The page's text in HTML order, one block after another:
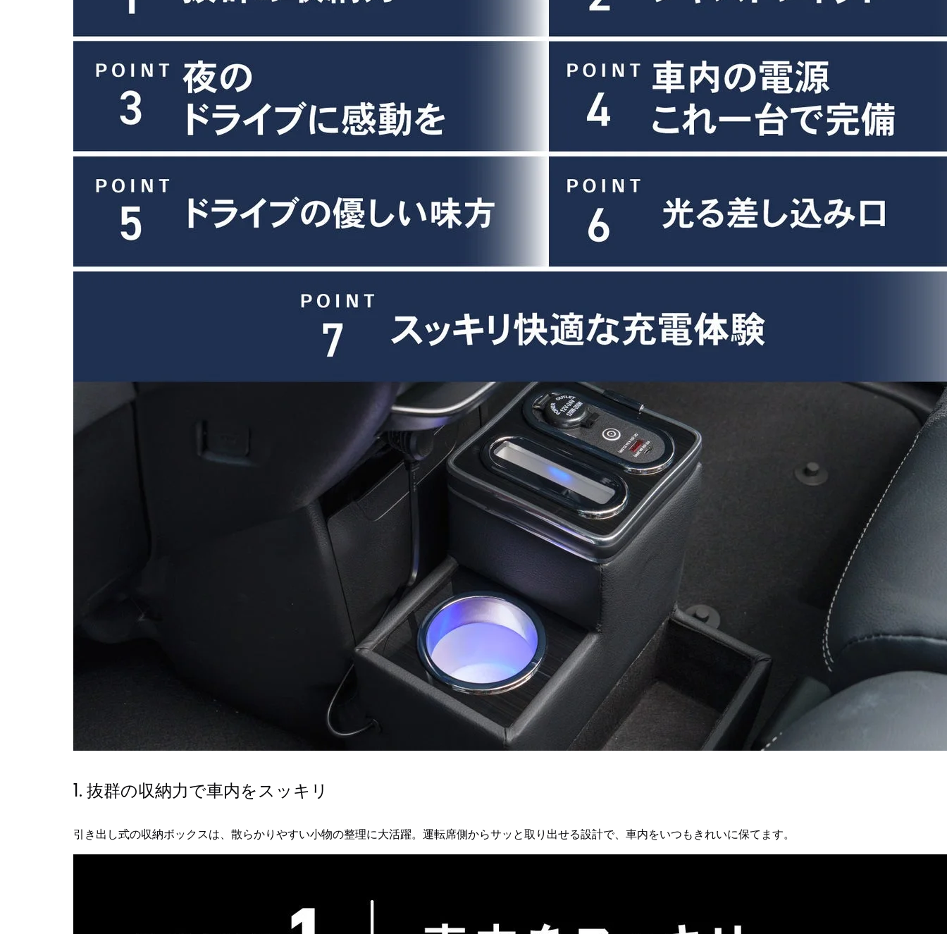
1. 抜群の収納力で車内をスッキリ
引き出し式の収納ボックスは、散らかりやすい小物の整理に大活躍。運転席側からサッと取り出せる設計で、車内をいつもきれいに保てます。